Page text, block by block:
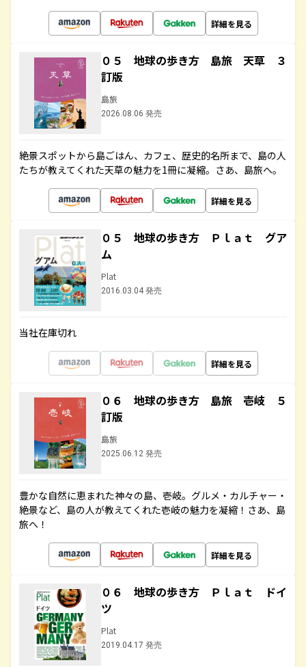
詳細を見る
０５ 地球の歩き方 島旅 天草 ３
訂版
島旅
2026.08.06 発売
絶景スポットから島ごはん、カフェ、歴史的名所まで、島の人
たちが教えてくれた天草の魅力を1冊に凝縮。さあ、島旅へ。
詳細を見る
０５ 地球の歩き方 Ｐｌａｔ グア
ム
Plat
2016.03.04 発売
当社在庫切れ
詳細を見る
０６ 地球の歩き方 島旅 壱岐 ５
訂版
島旅
2025.06.12 発売
豊かな自然に恵まれた神々の島、壱岐。グルメ・カルチャー・
絶景など、島の人が教えてくれた壱岐の魅力を凝縮！さあ、島
旅へ！
詳細を見る
０６ 地球の歩き方 Ｐｌａｔ ドイ
ツ
Plat
2019.04.17 発売